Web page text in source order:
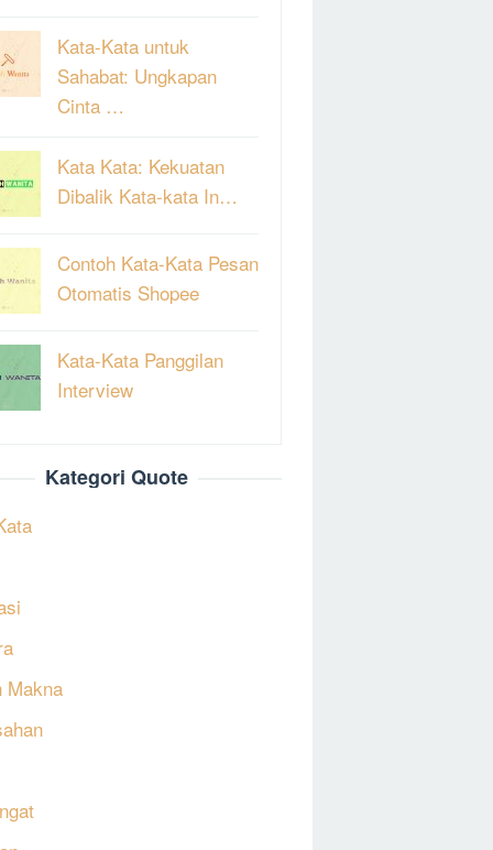
Kata-Kata untuk
Sahabat: Ungkapan
Cinta …
Kata Kata: Kekuatan
Dibalik Kata-kata In…
Contoh Kata-Kata Pesan
Otomatis Shopee
Kata-Kata Panggilan
Interview
Kategori Quote
Makna